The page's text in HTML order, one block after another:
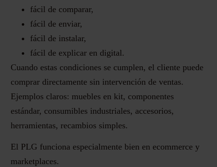
fácil de comparar,
fácil de enviar,
fácil de instalar,
fácil de explicar en digital.
Cuando estas condiciones se cumplen, el cliente puede
comprar directamente sin intervención de ventas.
Ejemplos claros: muebles en kit, componentes
estándar, consumibles industriales, accesorios,
herramientas, recambios simples.
El PLG funciona especialmente bien en ecommerce y
marketplaces.